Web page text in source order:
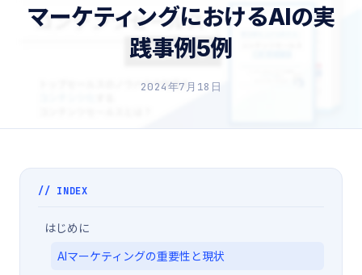
マーケティングにおけるAIの実
践事例5例
2024年7月18日
// INDEX
はじめに
AIマーケティングの重要性と現状